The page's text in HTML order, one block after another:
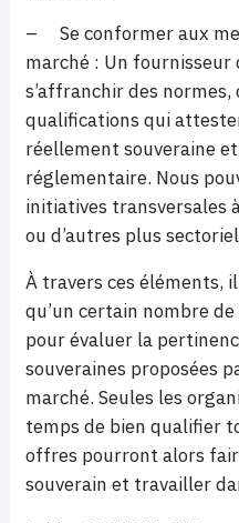
– Se conformer aux
marché : Un fournisseur
s’affranchir des
qualifications qui
réellement souveraine
réglementaire. Nous
initiatives transversales
ou d’autres plus
À travers ces éléments,
qu’un certain nombre
pour évaluer la
souveraines proposées
marché. Seules les
temps de bien qualifier
offres pourront alors
souverain et travailler